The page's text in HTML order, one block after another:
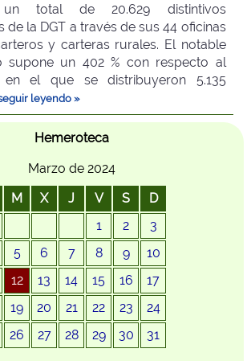
un total de 20.629 distintivos
de la DGT a través de sus 44 oficinas
y carteras rurales. El notable
supone un 402 % con respecto al
en el que se distribuyeron 5.135
leyendo »
Hemeroteca
Marzo de 2024
M X J V S
D
1
2
3
5 6 7 8 9
10
12 13 14 15 16
17
19 20 21 22 23
24
26 27 28 29 30 31